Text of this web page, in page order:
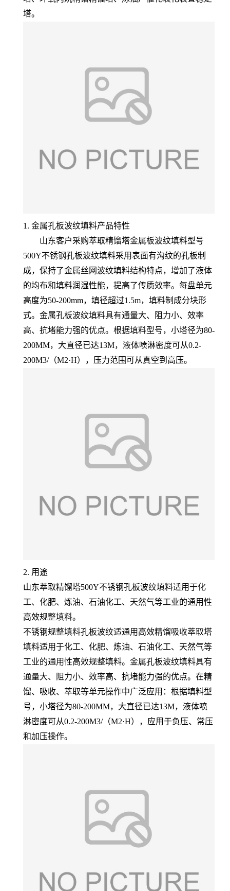
塔。
1. 金属孔板波纹填料产品特性
山东客户采购萃取精馏塔金属板波纹填料型号
500Y不锈钢孔板波纹填料采用表面有沟纹的孔板制
成，保持了金属丝网波纹填料结构特点，增加了液体
的均布和填料润湿性能，提高了传质效率。每盘单元
高度为50-200mm，填径超过1.5m，填料制成分块形
式。金属孔板波纹填料具有通量大、阻力小、效率
高、抗堵能力强的优点。根据填料型号，小塔径为80-
200MM，大直径已达13M，液体喷淋密度可从0.2-
200M3/（M2·H），压力范围可从真空到高压。
2. 用途
山东萃取精馏塔500Y不锈钢孔板波纹填料适用于化
工、化肥、炼油、石油化工、天然气等工业的通用性
高效规整填料。
不锈钢规整填料孔板波纹适通用高效精馏吸收萃取塔
填料适用于化工、化肥、炼油、石油化工、天然气等
工业的通用性高效规整填料。金属孔板波纹填料具有
通量大、阻力小、效率高、抗堵能力强的优点。在精
馏、吸收、萃取等单元操作中广泛应用：根据填料型
号，小塔径为80-200MM，大直径已达13M，液体喷
淋密度可从0.2-200M3/（M2·H），应用于负压、常压
和加压操作。